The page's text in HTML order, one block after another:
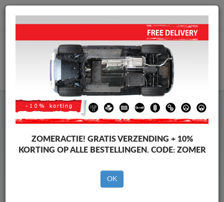
info@motorbeschermplaat.com
WINKELWAGEN
Beschermplaat Onder Auto
Ford Tourneo Courier
ZOMERACTIE! GRATIS VERZENDING + 10%
KORTING OP ALLE BESTELLINGEN. CODE: ZOMER
OK